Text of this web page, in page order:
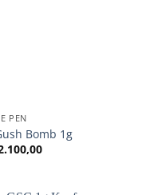
PEN
Bomb 1g
Preisspanne: